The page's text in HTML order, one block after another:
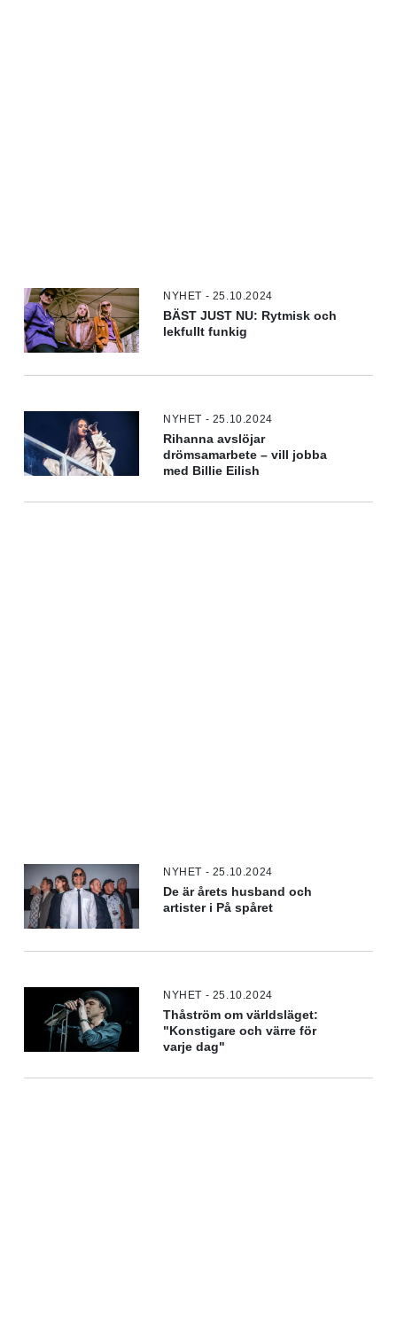
NYHET - 25.10.2024
BÄST JUST NU: Rytmisk och
lekfullt funkig
NYHET - 25.10.2024
Rihanna avslöjar
drömsamarbete – vill jobba
med Billie Eilish
NYHET - 25.10.2024
De är årets husband och
artister i På spåret
NYHET - 25.10.2024
Thåström om världsläget:
"Konstigare och värre för
varje dag"